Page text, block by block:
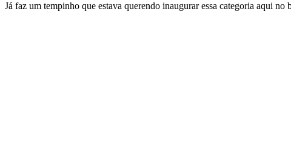
Já faz um tempinho que estava querendo inaugurar essa categoria aqui